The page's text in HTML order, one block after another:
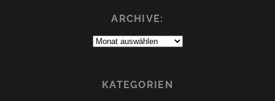
ARCHIVE:
Archive:
KATEGORIEN